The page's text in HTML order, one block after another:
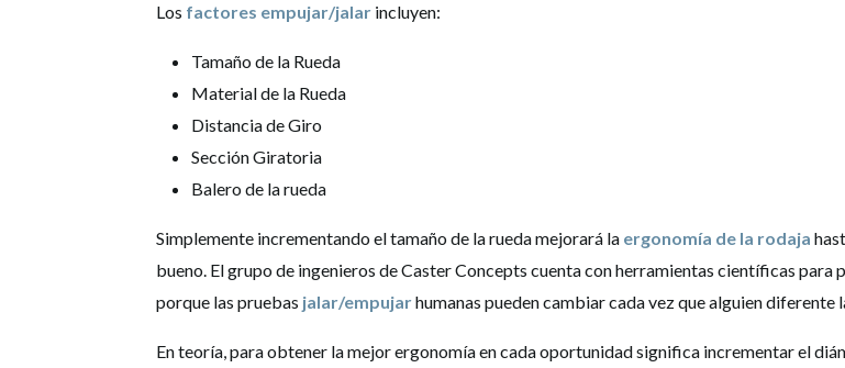
Los factores empujar/jalar incluyen:
Tamaño de la Rueda
Material de la Rueda
Distancia de Giro
Sección Giratoria
Balero de la rueda
Simplemente incrementando el tamaño de la rueda mejorará la ergonomía de la rodaja
bueno. El grupo de ingenieros de Caster Concepts cuenta con herramientas científicas
porque las pruebas jalar/empujarhumanas pueden cambiar cada vez que alguien diferente
En teoría, para obtener la mejor ergonomía en cada oportunidad significa incrementar el